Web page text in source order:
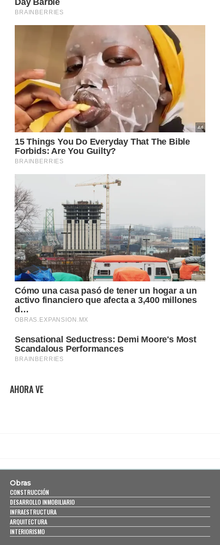
AHORA VE
Obras
CONSTRUCCIÓN
DESARROLLO INMOBILIARIO
INFRAESTRUCTURA
ARQUITECTURA
INTERIORISMO